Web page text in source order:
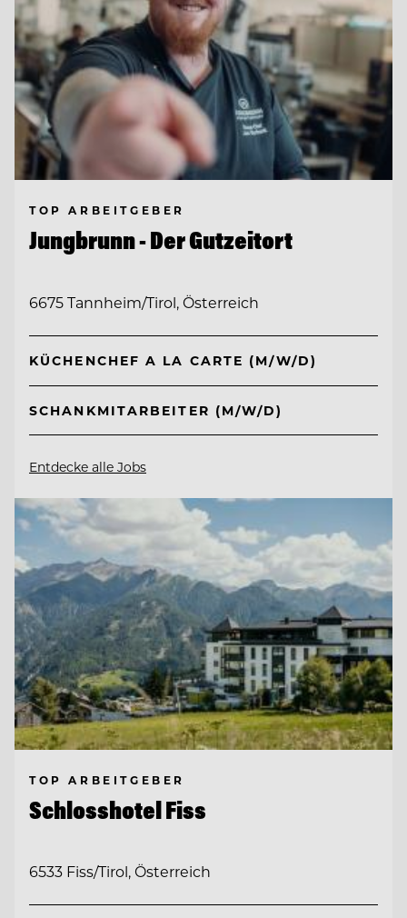
TOP ARBEITGEBER
Jungbrunn - Der Gutzeitort
6675 Tannheim/Tirol, Österreich
KÜCHENCHEF A LA CARTE (M/W/D)
SCHANKMITARBEITER (M/W/D)
Entdecke alle Jobs
TOP ARBEITGEBER
Schlosshotel Fiss
6533 Fiss/Tirol, Österreich